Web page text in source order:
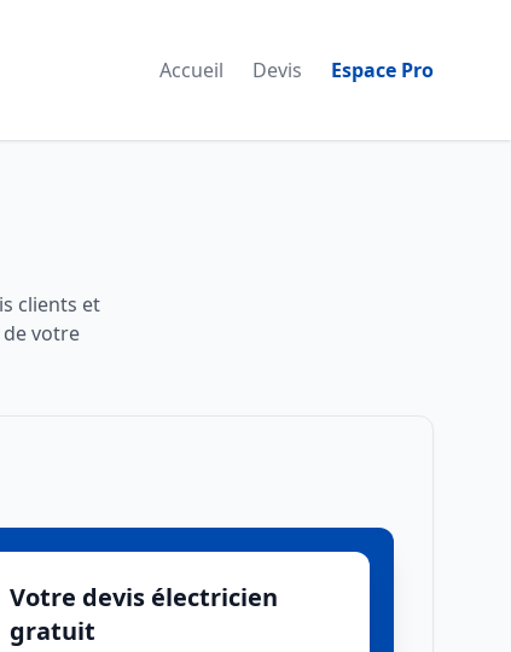
Accueil Devis Espace Pro
clients et
votre
Votre devis électricien
gratuit